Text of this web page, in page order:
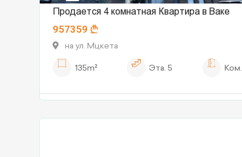
Продается 4 комнатная Квартира в Ваке
957359
на ул. Мцкета
135m²
Эта. 5 Ком.